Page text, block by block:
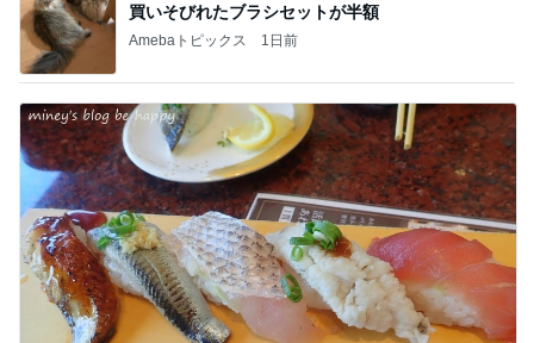
買いそびれたブラシセットが半額
Amebaトピックス 1日前